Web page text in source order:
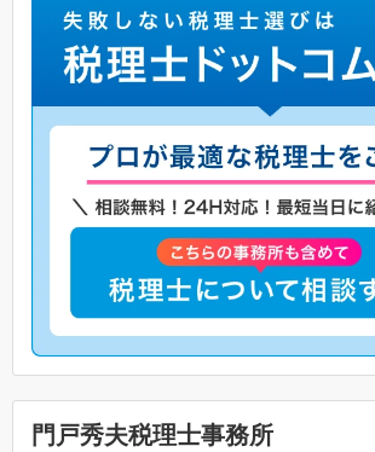
門戸秀夫税理士事務所